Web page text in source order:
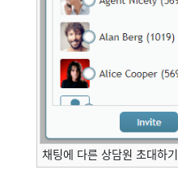
채팅에 다른 상담원 초대하기